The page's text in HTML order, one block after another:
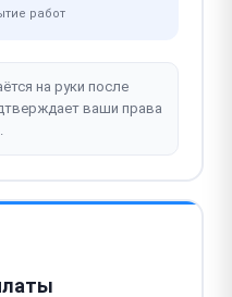
работ
на руки после
ваши права